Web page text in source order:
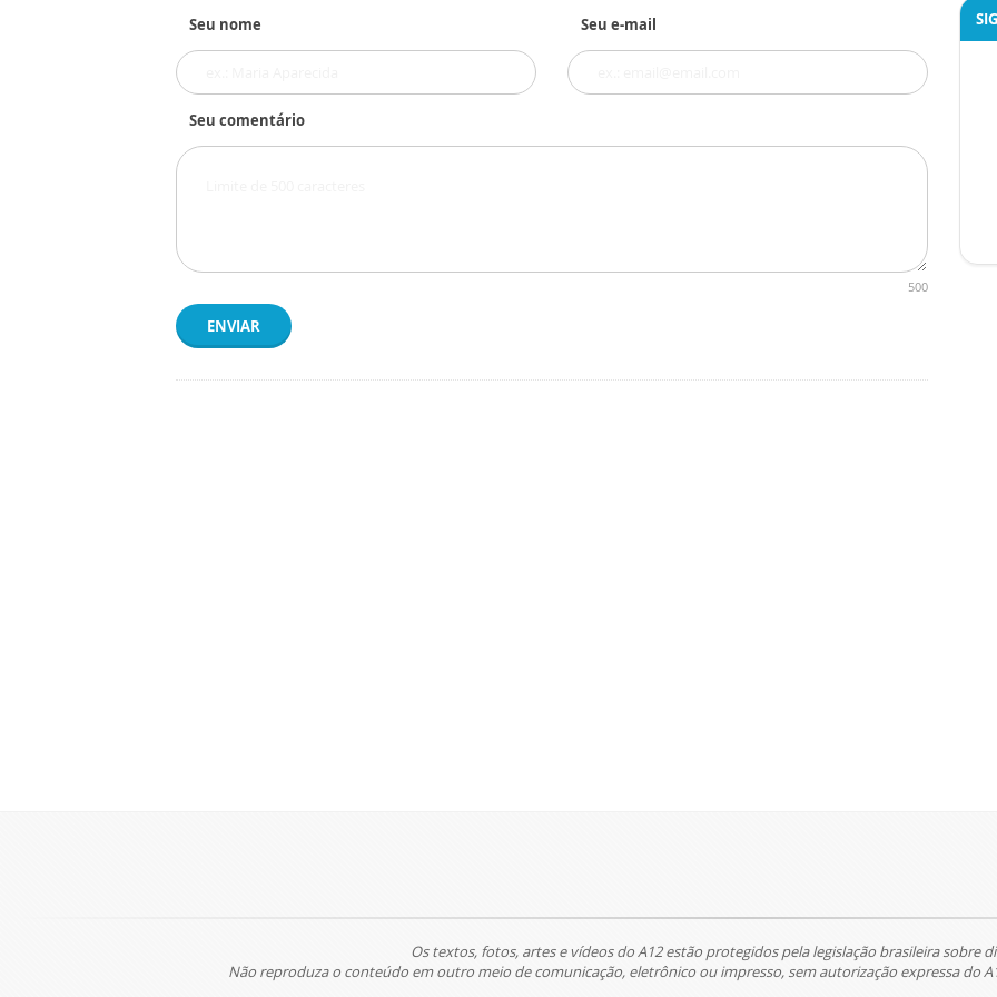
Seu nome Seu e-mail
Seu comentário
500
ENVIAR
Os textos, fotos, artes e vídeos do A12 estão protegidos pela legislação brasileira sobre
Não reproduza o conteúdo em outro meio de comunicação, eletrônico ou impresso, sem autorização expressa do